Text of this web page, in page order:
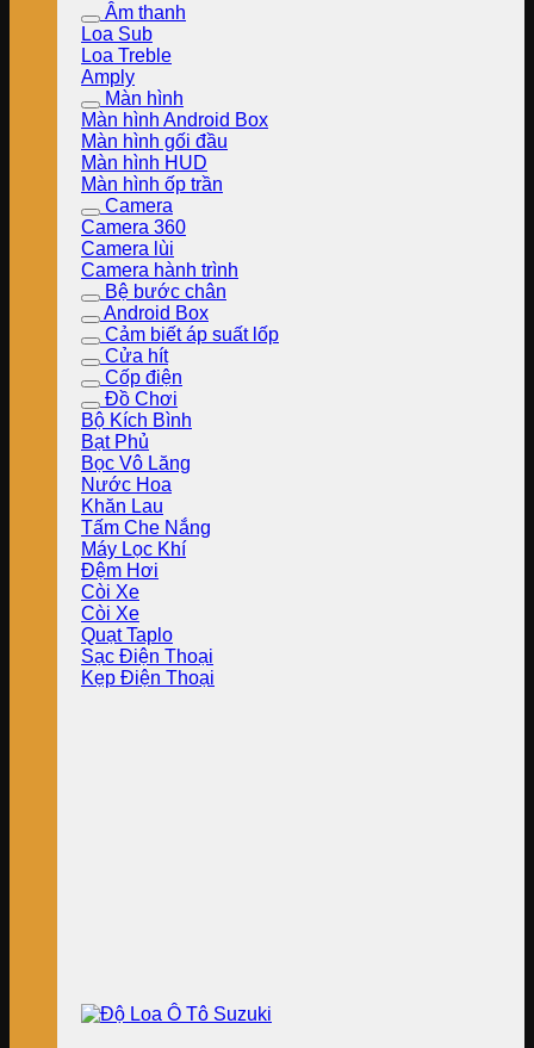
Âm thanh
Loa Sub
Loa Treble
Amply
Màn hình
Màn hình Android Box
Màn hình gối đầu
Màn hình HUD
Màn hình ốp trần
Camera
Camera 360
Camera lùi
Camera hành trình
Bệ bước chân
Android Box
Cảm biết áp suất lốp
Cửa hít
Cốp điện
Đồ Chơi
Bộ Kích Bình
Bạt Phủ
Bọc Vô Lăng
Nước Hoa
Khăn Lau
Tấm Che Nắng
Máy Lọc Khí
Đệm Hơi
Còi Xe
Còi Xe
Quạt Taplo
Sạc Điện Thoại
Kẹp Điện Thoại